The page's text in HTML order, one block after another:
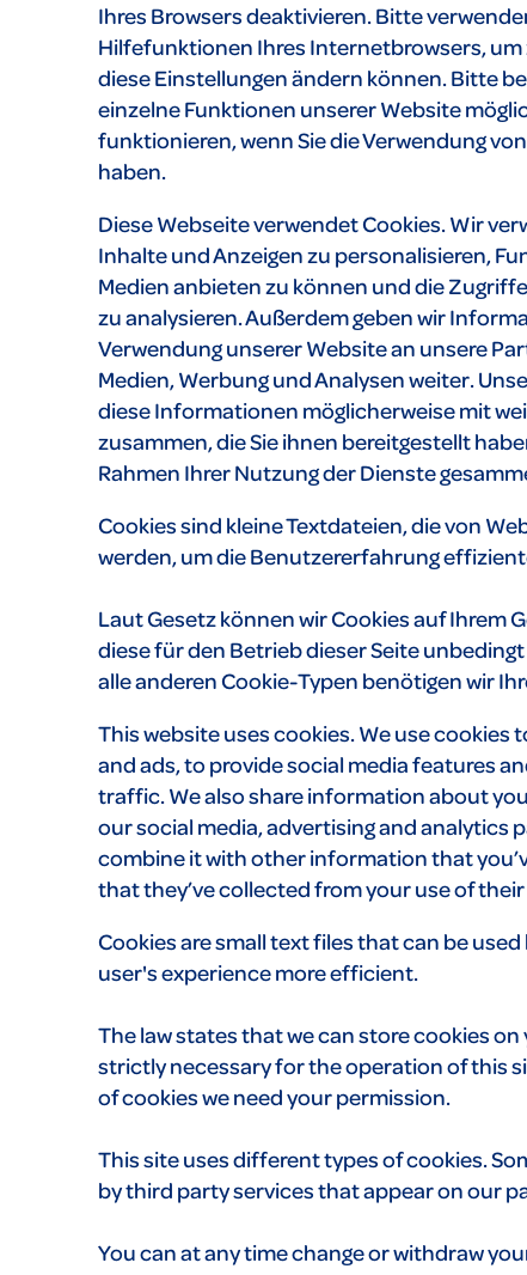
Ihres Browsers deaktivieren. Bitte
Hilfefunktionen Ihres Internetbrowsers, um
diese Einstellungen ändern können. Bitte
einzelne Funktionen unserer Website
funktionieren, wenn Sie die Verwendung
haben.
Diese Webseite verwendet Cookies. Wir
Inhalte und Anzeigen zu personalisieren,
Medien anbieten zu können und die
zu analysieren. Außerdem geben wir
Verwendung unserer Website an unsere
Medien, Werbung und Analysen weiter.
diese Informationen möglicherweise mit
zusammen, die Sie ihnen bereitgestellt
Rahmen Ihrer Nutzung der Dienste
Cookies sind kleine Textdateien, die von
werden, um die Benutzererfahrung
Laut Gesetz können wir Cookies auf Ihrem
diese für den Betrieb dieser Seite
alle anderen Cookie-Typen benötigen wir
This website uses cookies. We use
and ads, to provide social media features
traffic. We also share information about
our social media, advertising and analytics
combine it with other information that
that they’ve collected from your use of
Cookies are small text files that can be
user's experience more efficient.
The law states that we can store cookies
strictly necessary for the operation of this
of cookies we need your permission.
This site uses different types of cookies.
by third party services that appear on our
You can at any time change or withdraw